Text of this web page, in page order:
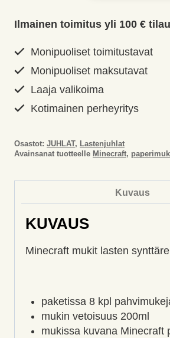
Ilmainen toimitus yli 100 €
Monipuoliset toimitustavat
Monipuoliset maksutavat
Laaja valikoima
Kotimainen perheyritys
Osastot: JUHLAT, Lastenjuhlat
Avainsanat tuotteelle Minecraft,
Kuvaus
KUVAUS
Minecraft mukit lasten
paketissa 8 kpl
mukin vetoisuus 200ml
mukissa kuvana Minecraft